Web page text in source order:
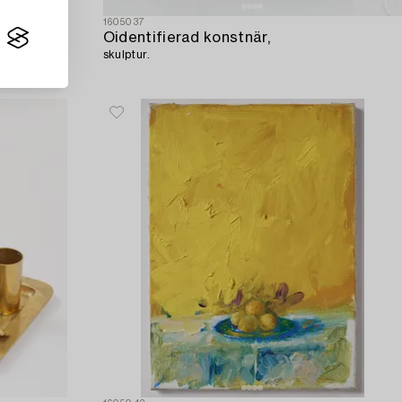
side".
1605037
Oidentifierad konstnär,
skulptur.